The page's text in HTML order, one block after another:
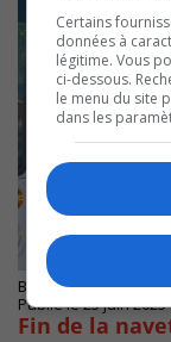
BROSSARD
Publié le 25 juin 2025
Fin de la
Certains
données à
légitime. Vous
ci-dessous.
le menu du site
dans les